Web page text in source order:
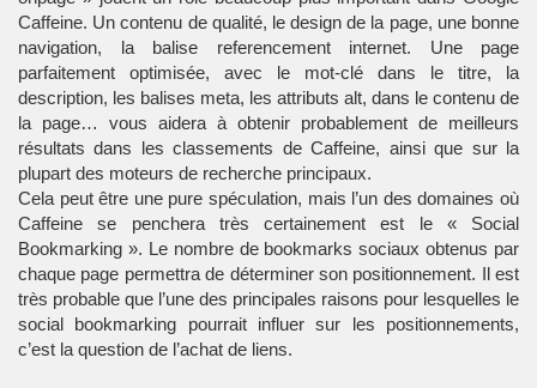
Caffeine. Un contenu de qualité, le design de la page, une bonne
navigation, la balise referencement internet. Une page
parfaitement optimisée, avec le mot-clé dans le titre, la
description, les balises meta, les attributs alt, dans le contenu de
la page… vous aidera à obtenir probablement de meilleurs
résultats dans les classements de Caffeine, ainsi que sur la
plupart des moteurs de recherche principaux.
Cela peut être une pure spéculation, mais l’un des domaines où
Caffeine se penchera très certainement est le « Social
Bookmarking ». Le nombre de bookmarks sociaux obtenus par
chaque page permettra de déterminer son positionnement. Il est
très probable que l’une des principales raisons pour lesquelles le
social bookmarking pourrait influer sur les positionnements,
c’est la question de l’achat de liens.